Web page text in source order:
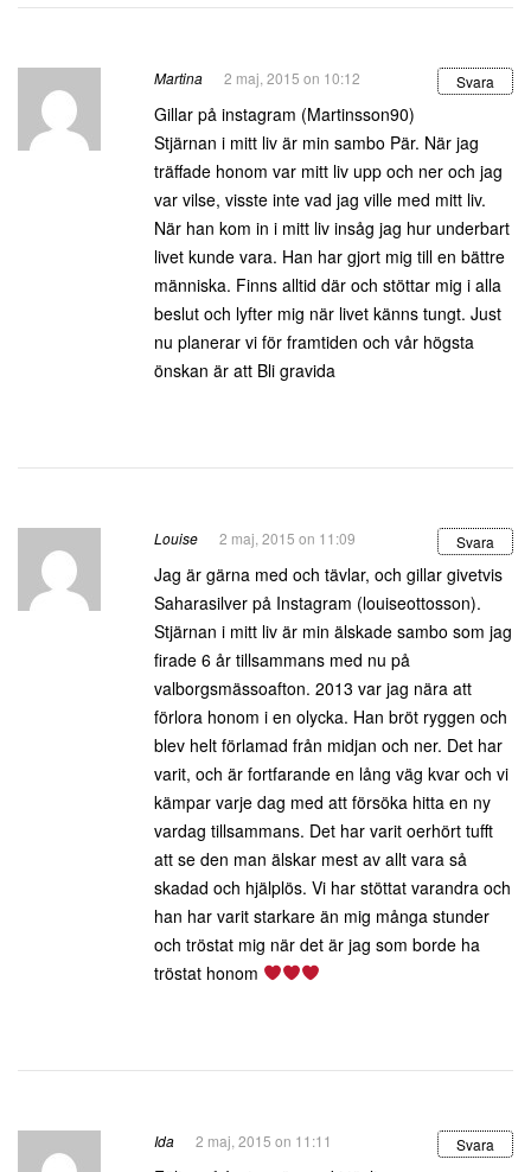
Martina 2 maj, 2015 on 10:12 Svara
Gillar på instagram (Martinsson90)
Stjärnan i mitt liv är min sambo Pär. När jag
träffade honom var mitt liv upp och ner och jag
var vilse, visste inte vad jag ville med mitt liv.
När han kom in i mitt liv insåg jag hur underbart
livet kunde vara. Han har gjort mig till en bättre
människa. Finns alltid där och stöttar mig i alla
beslut och lyfter mig när livet känns tungt. Just
nu planerar vi för framtiden och vår högsta
önskan är att Bli gravida
Louise 2 maj, 2015 on 11:09 Svara
Jag är gärna med och tävlar, och gillar givetvis
Saharasilver på Instagram (louiseottosson).
Stjärnan i mitt liv är min älskade sambo som jag
firade 6 år tillsammans med nu på
valborgsmässoafton. 2013 var jag nära att
förlora honom i en olycka. Han bröt ryggen och
blev helt förlamad från midjan och ner. Det har
varit, och är fortfarande en lång väg kvar och vi
kämpar varje dag med att försöka hitta en ny
vardag tillsammans. Det har varit oerhört tufft
att se den man älskar mest av allt vara så
skadad och hjälplös. Vi har stöttat varandra och
han har varit starkare än mig många stunder
och tröstat mig när det är jag som borde ha
tröstat honom
Ida 2 maj, 2015 on 11:11 Svara